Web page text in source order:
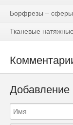
Борфрезы – сферы
Тканевые
Добавление